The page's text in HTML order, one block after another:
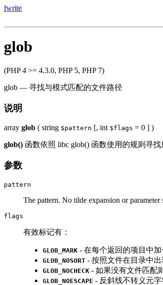
fwrite
glob
(PHP 4 >= 4.3.0, PHP 5, PHP 7)
glob — 寻找与模式匹配的文件路径
说明
array glob ( string $pattern [, int $flags = 0 ] )
glob() 函数依照 libc glob() 函数使用的规则寻
参数
pattern
The pattern. No tilde expansion or parameter
flags
有效标记有：
GLOB_MARK - 在每个返回的项目中
GLOB_NOSORT - 按照文件在目录中出
GLOB_NOCHECK - 如果没有文件匹配
GLOB_NOESCAPE - 反斜线不转义元字